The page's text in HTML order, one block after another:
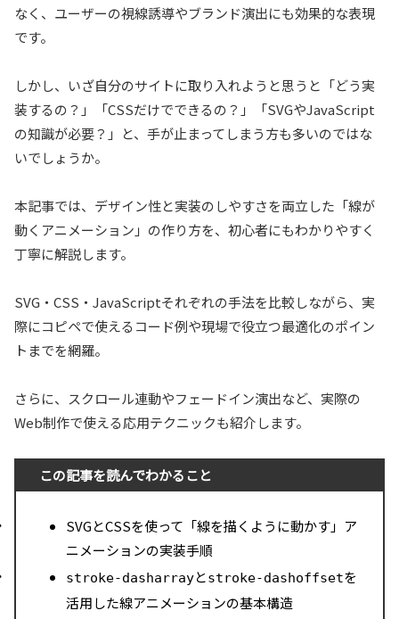
なく、ユーザーの視線誘導やブランド演出にも効果的な表現
です。
しかし、いざ自分のサイトに取り入れようと思うと「どう実
装するの？」「CSSだけでできるの？」「SVGやJavaScript
の知識が必要？」と、手が止まってしまう方も多いのではな
いでしょうか。
本記事では、デザイン性と実装のしやすさを両立した「線が
動くアニメーション」の作り方を、初心者にもわかりやすく
丁寧に解説します。
SVG・CSS・JavaScriptそれぞれの手法を比較しながら、実
際にコピペで使えるコード例や現場で役立つ最適化のポイン
トまでを網羅。
さらに、スクロール連動やフェードイン演出など、実際の
Web制作で使える応用テクニックも紹介します。
この記事を読んでわかること
SVGとCSSを使って「線を描くように動かす」ア
ニメーションの実装手順
stroke-dasharrayとstroke-dashoffsetを
活用した線アニメーションの基本構造